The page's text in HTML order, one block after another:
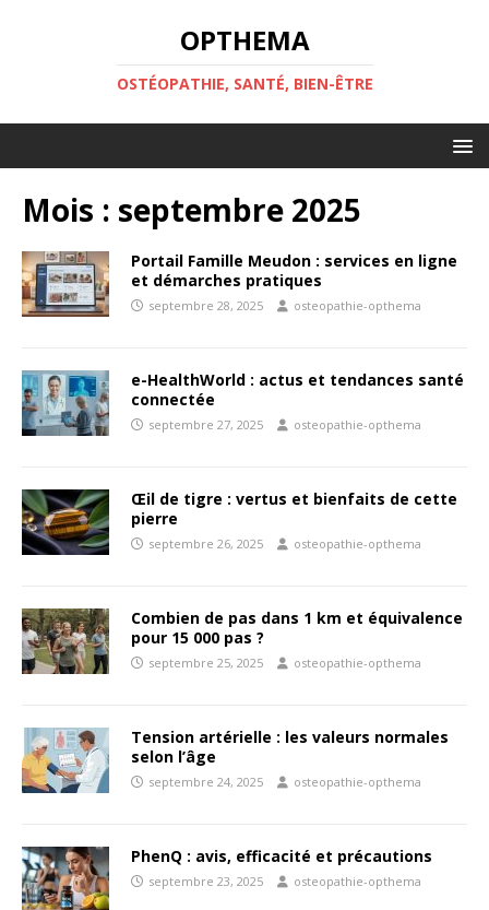
OPTHEMA
OSTÉOPATHIE, SANTÉ, BIEN-ÊTRE
Mois : septembre 2025
Portail Famille Meudon : services en ligne
et démarches pratiques
septembre 28, 2025 osteopathie-opthema
e-HealthWorld : actus et tendances santé
connectée
septembre 27, 2025 osteopathie-opthema
Œil de tigre : vertus et bienfaits de cette
pierre
septembre 26, 2025 osteopathie-opthema
Combien de pas dans 1 km et équivalence
pour 15 000 pas ?
septembre 25, 2025 osteopathie-opthema
Tension artérielle : les valeurs normales
selon l’âge
septembre 24, 2025 osteopathie-opthema
PhenQ : avis, efficacité et précautions
septembre 23, 2025 osteopathie-opthema